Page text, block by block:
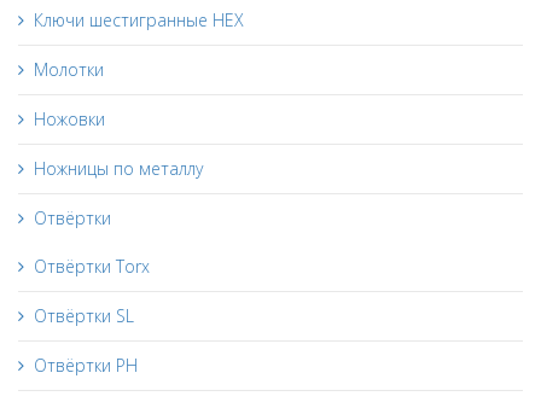
Ключи шестигранные HEX
Молотки
Ножовки
Ножницы по металлу
Отвёртки
Отвёртки Torx
Отвёртки SL
Отвёртки PH